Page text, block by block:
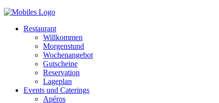
Restaurant
Willkommen
Morgenstund
Wochenangebot
Gutscheine
Reservation
Lageplan
Events und Caterings
Apéros